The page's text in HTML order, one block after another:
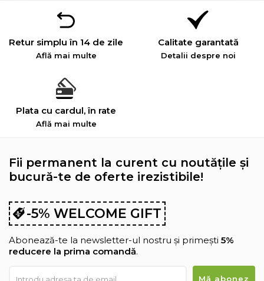
Retur simplu în 14 de zile
Află mai multe
Calitate garantată
Detalii despre noi
Plata cu cardul, în rate
Află mai multe
Fii permanent la curent cu noutățile și
bucură-te de oferte irezistibile!
-5% WELCOME GIFT
Abonează-te la newsletter-ul nostru și primești 5%
reducere la prima comandă.